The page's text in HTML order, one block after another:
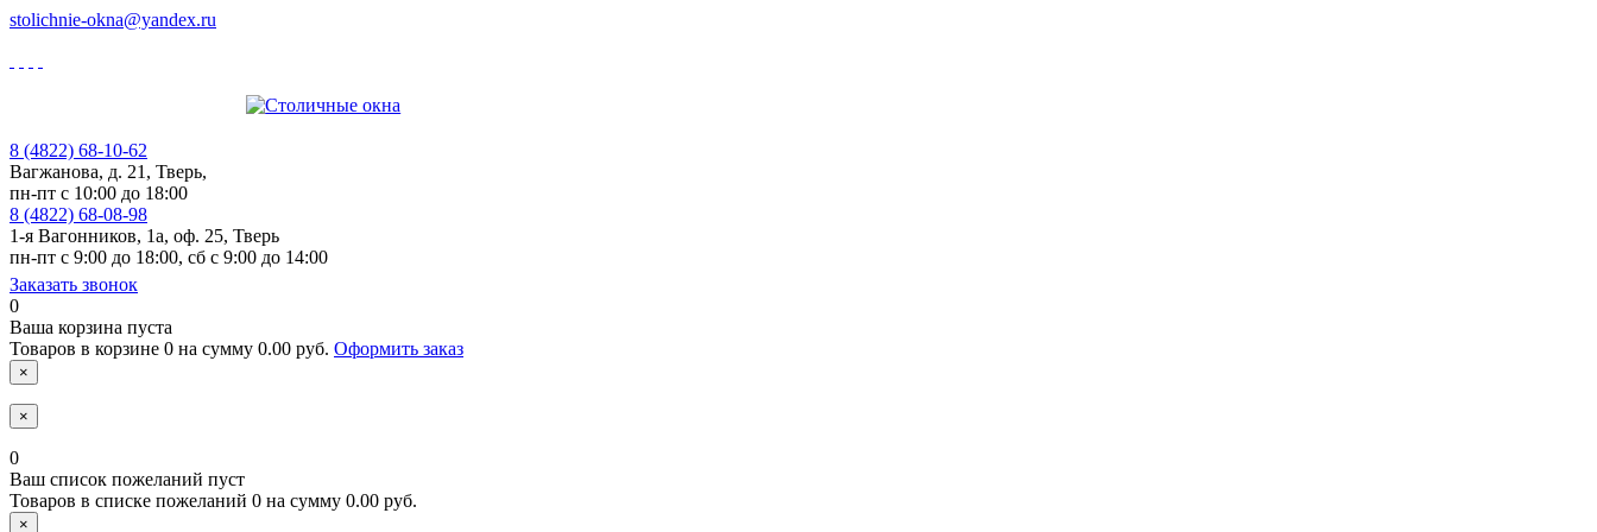
stolichnie-okna@yandex.ru
8 (4822) 68-10-62
Вагжанова, д. 21, Тверь,
пн-пт с 10:00 до 18:00
8 (4822) 68-08-98
1-я Вагонников, 1а, оф. 25, Тверь
пн-пт с 9:00 до 18:00, cб с 9:00 до 14:00
Заказать звонок
0
Ваша корзина пуста
Товаров в корзине 0 на сумму 0.00 руб. Оформить заказ
×
×
0
Ваш список пожеланий пуст
Товаров в списке пожеланий 0 на сумму 0.00 руб.
×